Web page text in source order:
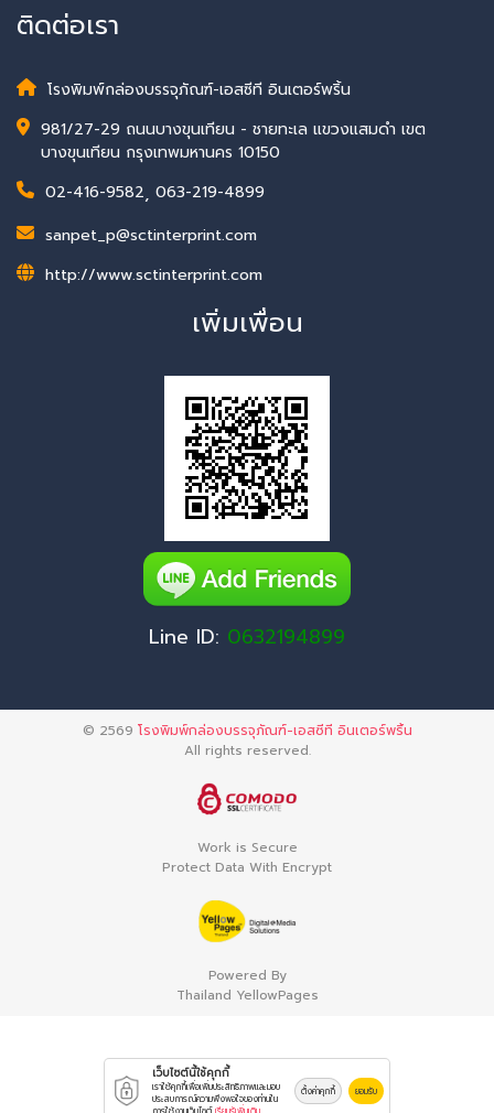
ติดต่อเรา
โรงพิมพ์กล่องบรรจุภัณฑ์-เอสซีที อินเตอร์พริ้น
981/27-29 ถนนบางขุนเทียน - ชายทะเล แขวงแสมดำ เขต
บางขุนเทียน กรุงเทพมหานคร 10150
02-416-9582, 063-219-4899
sanpet_p@sctinterprint.com
http://www.sctinterprint.com
เพิ่มเพื่อน
Line ID: 0632194899
© 2569 โรงพิมพ์กล่องบรรจุภัณฑ์-เอสซีที อินเตอร์พริ้น
All rights reserved.
Work is Secure
Protect Data With Encrypt
Powered By
Thailand YellowPages
เว็บไซต์นี้ใช้คุกกี้
เราใช้คุกกี้เพื่อเพิ่มประสิทธิภาพและมอบ
ประสบการณ์ความพึงพอใจของท่านใน
ตั้งค่าคุกกี้ ยอมรับ